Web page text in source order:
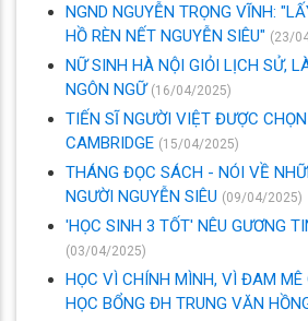
NGND NGUYỄN TRỌNG VĨNH:
HỒ RÈN NẾT NGUYỄN SIÊU" (23/
NỮ SINH HÀ NỘI GIỎI LỊCH SỬ,
NGÔN NGỮ (16/04/2025)
TIẾN SĨ NGƯỜI VIỆT ĐƯỢC
CAMBRIDGE (15/04/2025)
THÁNG ĐỌC SÁCH - NÓI VỀ
NGƯỜI NGUYỄN SIÊU (09/04/2025)
'HỌC SINH 3 TỐT' NÊU GƯƠNG
(03/04/2025)
HỌC VÌ CHÍNH MÌNH, VÌ ĐAM
HỌC BỔNG ĐH TRUNG VĂN